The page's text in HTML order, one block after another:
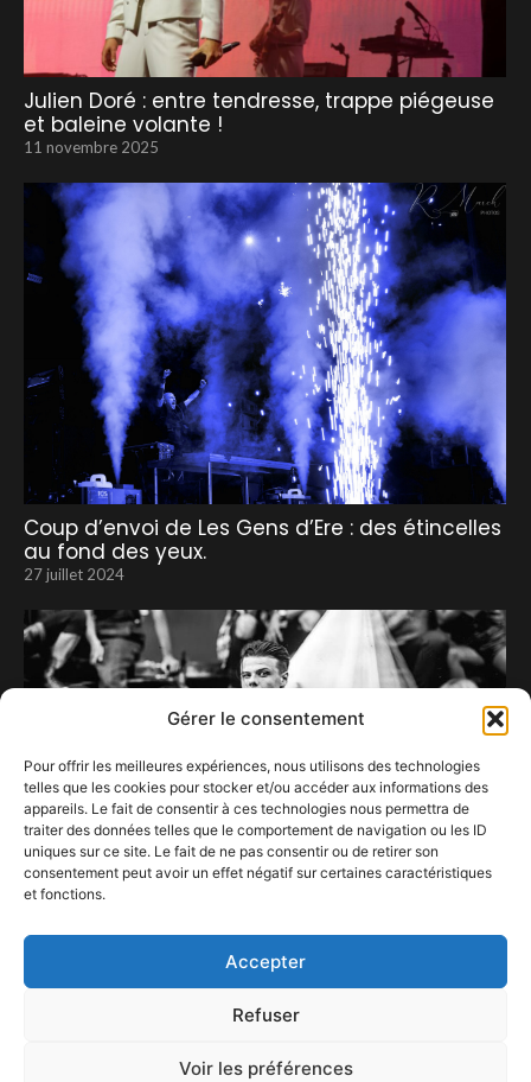
Gérer le consentement
Pour offrir les meilleures expériences, nous utilisons des technologies
telles que les cookies pour stocker et/ou accéder aux informations des
appareils. Le fait de consentir à ces technologies nous permettra de
traiter des données telles que le comportement de navigation ou les ID
uniques sur ce site. Le fait de ne pas consentir ou de retirer son
consentement peut avoir un effet négatif sur certaines caractéristiques
et fonctions.
Accepter
Refuser
Voir les préférences
Julien Doré : entre tendresse, trappe piégeuse
et baleine volante !
11 novembre 2025
Coup d’envoi de Les Gens d’Ere : des étincelles
au fond des yeux.
27 juillet 2024
4 octobre 2020